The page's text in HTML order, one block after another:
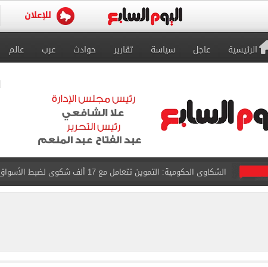
الرئيسية عاجل سياسة تقارير حوادث عرب عالم
الشمال القطرى ينهى إجراءات ضم محمد علي بن رمضان لاعب
تقارير: انتقال محمد صلاح لـ طرابزون سبور غيّر منظور العالم للدورى
الأهلي يختتم مرانه الصباحي فى إسبانيا.. اعرف موعد التدريب